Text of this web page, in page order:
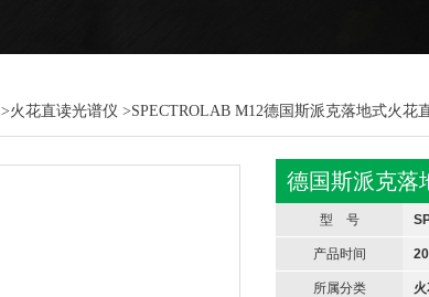
>火花直读光谱仪 >SPECTROLAB M12德国斯派克落地式火花
德国斯派克落
型 号
产品时间
所属分类